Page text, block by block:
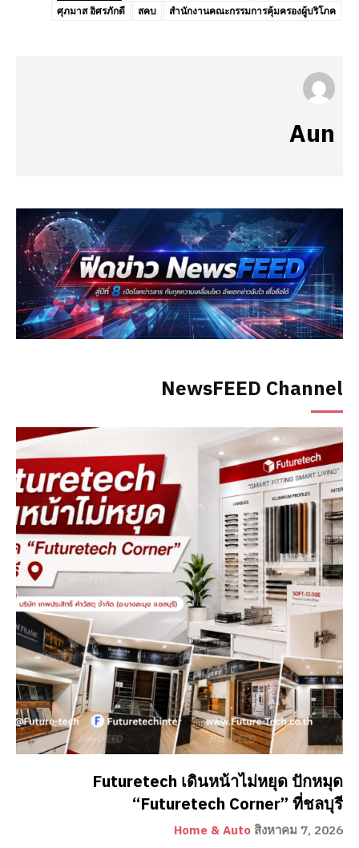
NewsFEED Channel
Futuretech เดินหน้าไม่หยุด ปักหมุด
“Futuretech Corner” ที่ชลบุรี
Home & Auto สิงหาคม 7, 2026
ศุภมาส อิศรภักดี สคบ สำนักงานคณะกรรมการคุ้มครองผู้บริโภค
Aun